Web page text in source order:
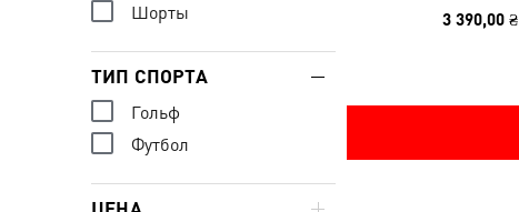
3 390,00 ₴
Шорты
ТИП СПОРТА
Гольф
Футбол